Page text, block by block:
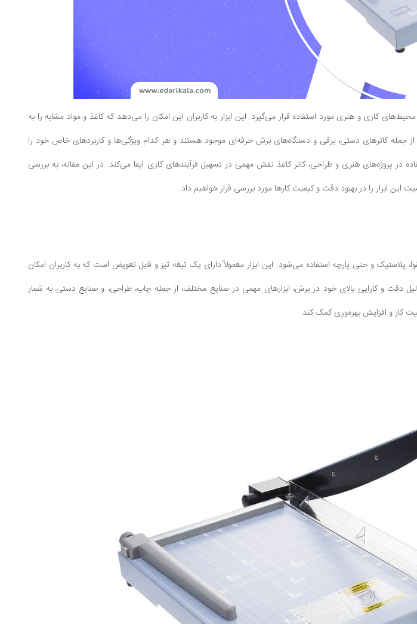
محیط‌های کاری و هنری مورد استفاده قرار می‌گیرد. این ابزار به کاربران این امکان را می‌دهد که کاغذ و مواد مشابه را به
جمله کاترهای دستی، برقی و دستگاه‌های برش حرفه‌ای موجود هستند و هر کدام ویژگی‌ها و کاربردهای خاص خود را
در پروژه‌های هنری و طراحی، کاتر کاغذ نقش مهمی در تسهیل فرآیندهای کاری ایفا می‌کند. در این مقاله، به بررسی
این ابزار را در بهبود دقت و کیفیت کارها مورد بررسی قرار خواهیم داد.
پلاستیک و حتی پارچه استفاده می‌شود. این ابزار معمولاً دارای یک تیغه تیز و قابل تعویض است که به کاربران امکان
دقت و کارایی بالای خود در برش، ابزارهای مهمی در صنایع مختلف، از جمله چاپ، طراحی، و صنایع دستی به شمار
کار و افزایش بهره‌وری کمک کند.